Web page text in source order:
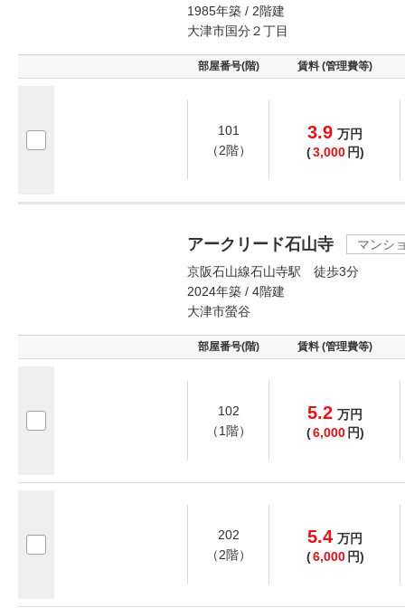
1985年築 / 2階建
大津市国分２丁目
部屋番号(階) 賃料 (管理費等)
101
（2階）
3.9 万円
(3,000 円)
アークリード石山寺
マンシ
京阪石山線石山寺駅 徒歩3分
2024年築 / 4階建
大津市螢谷
部屋番号(階) 賃料 (管理費等)
102
（1階）
5.2 万円
(6,000 円)
202
（2階）
5.4 万円
(6,000 円)